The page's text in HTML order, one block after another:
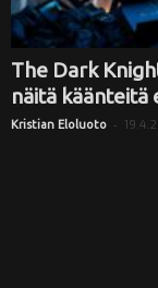
The Dark
näitä käänteitä
Kristian Eloluoto -